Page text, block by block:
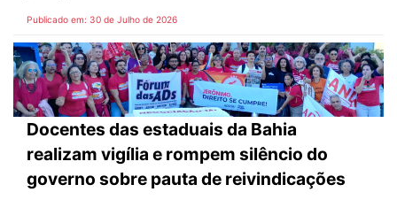
Publicado em: 30 de Julho de 2026
Docentes das estaduais da Bahia
realizam vigília e rompem silêncio do
governo sobre pauta de reivindicações